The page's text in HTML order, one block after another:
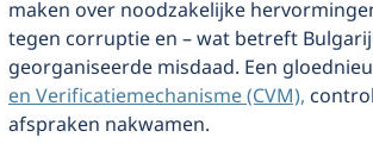
maken over noodzakelijke
tegen corruptie en – wat betreft
georganiseerde misdaad. Een
en Verificatiemechanisme (CVM),
afspraken nakwamen.